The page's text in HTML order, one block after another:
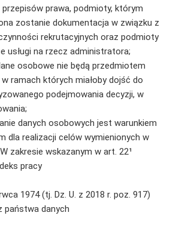
prawa, podmioty, którym
zostanie dokumentacja w związku z
rekrutacyjnych oraz podmioty
usługi na rzecz administratora;
osobowe nie będą przedmiotem
ramach których miałoby dojść do
podejmowania decyzji, w
danych osobowych jest warunkiem
dla realizacji celów wymienionych w
zakresie wskazanym w art. 22¹
pracy
1974 (tj. Dz. U. z 2018 r. poz. 917)
państwa danych